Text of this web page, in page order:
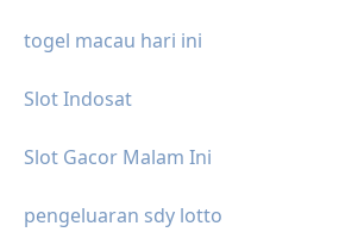
togel macau hari ini
Slot Indosat
Slot Gacor Malam Ini
pengeluaran sdy lotto